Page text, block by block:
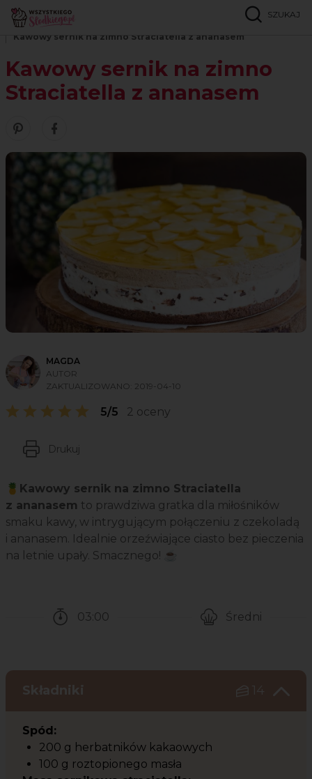
SZUKAJ
Strona główna
Kawowy sernik na zimno Straciatella z ananasem
Kawowy sernik na zimno
Straciatella z ananasem
Zobacz nasze piny w serwisie Pinterest
Udostępnij ten przepis w serwisie Facebook
MAGDA
AUTOR
ZAKTUALIZOWANO: 2019-04-10
5/5 2 oceny
Drukuj
🍍Kawowy sernik na zimno Straciatella
z ananasem to prawdziwa gratka dla miłośników
smaku kawy, w intrygującym połączeniu z czekoladą
i ananasem. Idealnie orzeźwiające ciasto bez pieczenia
na letnie upały. Smacznego! ☕
03:00
Średni
Składniki 14
Spód:
200 g herbatników kakaowych
100 g roztopionego masła